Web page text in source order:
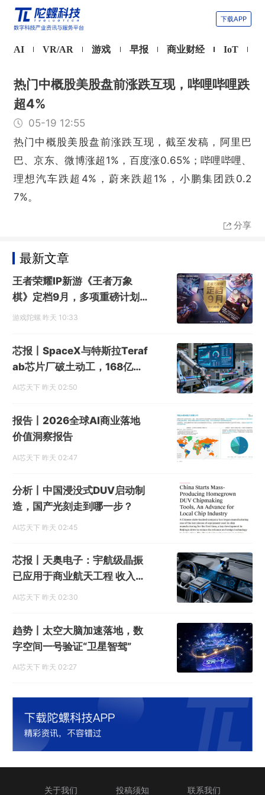
下载APP
AI VR/AR 游戏 早报 商业财经 IoT
热门中概股美股盘前涨跌互现，哔哩哔哩跌
超4%
05-19 12:55
热门中概股美股盘前涨跌互现，截至发稿，阿里巴
巴、京东、微博涨超1%，百度涨0.65%；哔哩哔哩、
理想汽车跌超4%，蔚来跌超1%，小鹏集团跌0.2
7%。
分享
最新文章
王者荣耀IP新游《王者万象
棋》定档9月，多项重磅计划
发布
游戏陀螺 昨天 10:33
芯报丨SpaceX与特斯拉Teraf
ab芯片厂破土动工，168亿美
元投资布局逻辑与存储制造
AI芯天下 昨天 02:50
报告丨2026全球AI商业落地
价值洞察报告
AI芯天下 昨天 02:47
分析丨中国浸没式DUV启动制
造，国产光刻走到哪一步？
AI芯天下 昨天 02:45
芯报丨天奥电子：宇航级晶振
已应用于商业航天工程 收入占
比低
AI芯天下 昨天 02:30
趋势丨太空大脑加速落地，数
字空间一号验证“卫星智驾”
AI芯天下 昨天 02:27
关于我们 投稿须知 联系我们